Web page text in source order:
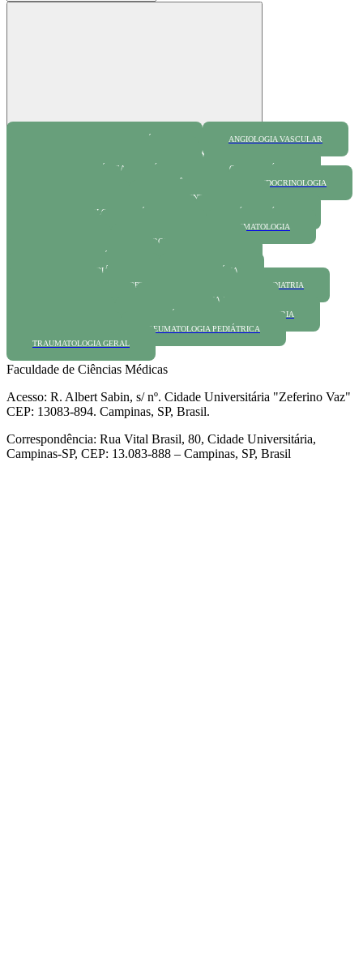
Buscar
ANGIOLOGIA VASCULAR
CIRURGIA ONCOLÓGICA ORTOPÉDICA
CLINICA MÉDICA
ENDOCRINOLOGIA
GASTROENTEROLOGIA
GASTROENTEROLOGIA PEDIÁTRICA
HEMATOLOGIA
NEFROLOGIA ADULTO
NEUROLOGIA PEDIÁTRICA
OBSTETRÍCIA
ORTOPEDIA INFANTIL
PEDIATRIA
PNEUMOLOGIA ADULTO
PSIQUIATRIA
REUMATOLOGIA PEDIÁTRICA
TRAUMATOLOGIA GERAL
Faculdade de Ciências Médicas
Acesso: R. Albert Sabin, s/ nº. Cidade Universitária "Zeferino Vaz"
CEP: 13083-894. Campinas, SP, Brasil.
Correspondência: Rua Vital Brasil, 80, Cidade Universitária,
Campinas-SP, CEP: 13.083-888 – Campinas, SP, Brasil